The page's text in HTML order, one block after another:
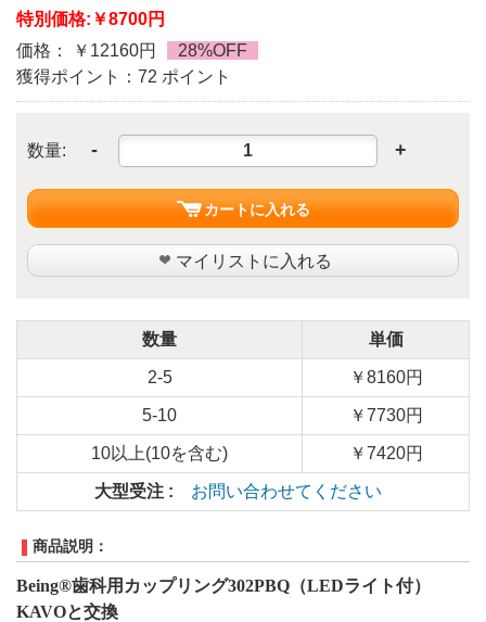
特別価格: ￥8700円
価格： ￥12160円
28%OFF
獲得ポイント：72 ポイント
数量: - +
カートに入れる
マイリストに入れる
数量 単価
2-5 ￥8160円
5-10 ￥7730円
10以上(10を含む) ￥7420円
大型受注 : お問い合わせてください
商品説明：
Being®歯科用カップリング302PBQ（LEDライト付）
KAVOと交換